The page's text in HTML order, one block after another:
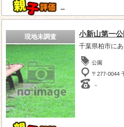
－
現地未調査 小新山第一公
千葉県柏市に
公園
〒277-0044
－